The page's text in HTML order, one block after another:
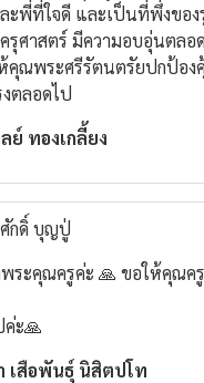
ะพี่ที่ใจดี​ และเป็นที่พึ่งของ
รุศาสตร์​ มีความอบอุ่นตลอ
คุณพระศรีรัตนตรัยปกป้อง
ตลอดไป
ทองเกลี้ยง
กดิ์ บุญปู่
พระคุณครูค่ะ 🙏 ขอให้คุณค
ะ🙏
เสือพันธุ์ นิสิตปโท